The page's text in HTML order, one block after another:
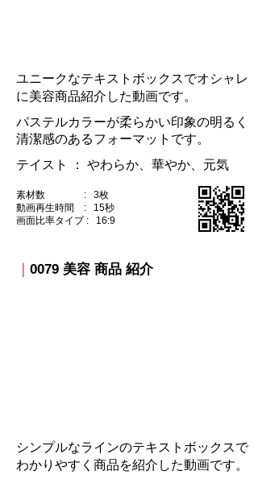
ユニークなテキストボックスでオシャレ
に美容商品紹介した動画です。
パステルカラーが柔らかい印象の明るく
清潔感のあるフォーマットです。
テイスト ：​ やわらか、華やか、元気
素材数 : 3枚
動画再生時間 : 15秒
​画面比率タイプ : 16:9
0079 美容 商品 紹介
​シンプルなラインのテキストボックスで
わかりやすく商品を紹介した動画です。